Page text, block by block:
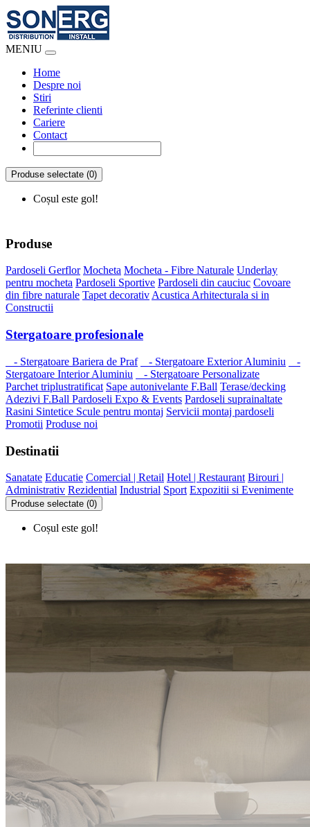
MENIU
Home
Despre noi
Stiri
Referinte clienti
Cariere
Contact
Produse selectate (0)
Coșul este gol!
Produse
Pardoseli Gerflor Mocheta Mocheta - Fibre Naturale Underlay
pentru mocheta Pardoseli Sportive Pardoseli din cauciuc Covoare
din fibre naturale Tapet decorativAcustica Arhitecturala si in
Constructii
Stergatoare profesionale
- Stergatoare Bariera de Praf - Stergatoare Exterior Aluminiu
-
Stergatoare Interior Aluminiu
- Stergatoare Personalizate
Parchet triplustratificat Sape autonivelante F.Ball Terase/decking
Adezivi F.Ball Pardoseli Expo & Events Pardoseli suprainaltate
Rasini Sintetice Scule pentru montaj Servicii montaj pardoseli
Promotii Produse noi
Destinatii
Sanatate Educatie Comercial | Retail Hotel | Restaurant Birouri |
Administrativ Rezidential Industrial Sport Expozitii si Evenimente
Produse selectate (0)
Coșul este gol!